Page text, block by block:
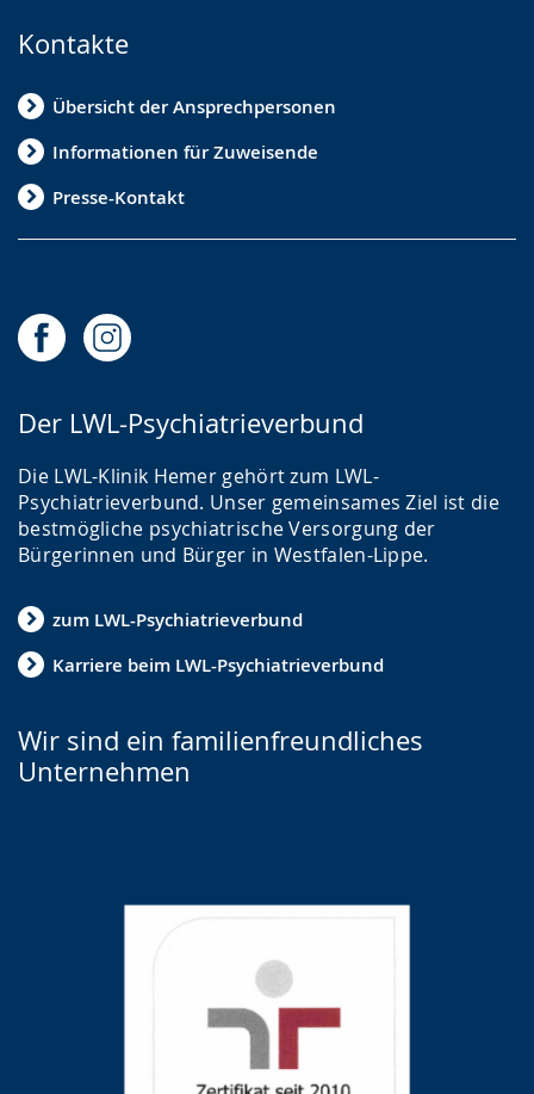
Kontakte
Übersicht der Ansprechpersonen
Informationen für Zuweisende
Presse-Kontakt
Der LWL-Psychiatrieverbund
Die LWL-Klinik Hemer gehört zum LWL-
Psychiatrieverbund. Unser gemeinsames Ziel ist die
bestmögliche psychiatrische Versorgung der
Bürgerinnen und Bürger in Westfalen-Lippe.
zum LWL-Psychiatrieverbund
Karriere beim LWL-Psychiatrieverbund
Wir sind ein familienfreundliches
Unternehmen